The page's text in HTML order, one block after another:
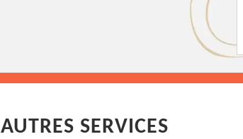
AUTRES SERVICES